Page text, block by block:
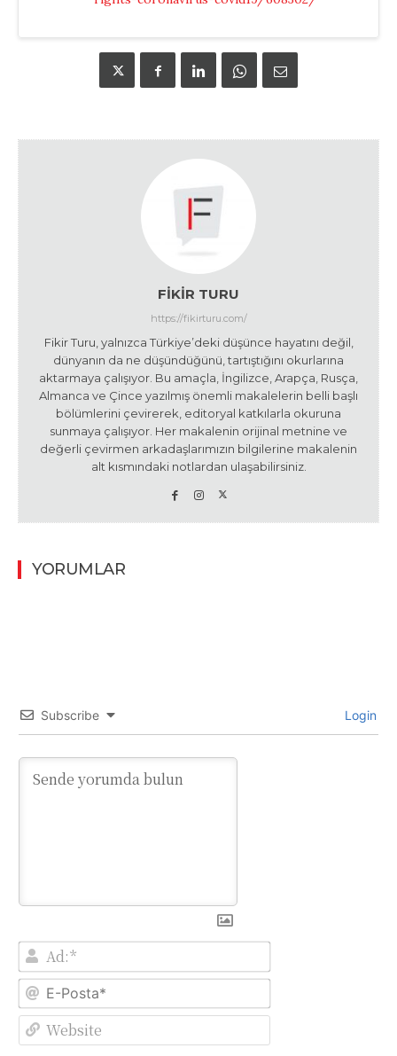
FIKIR TURU
https://fikirturu.com/
Fikir Turu, yalnızca Türkiye’deki düşünce hayatını değil,
dünyanın da ne düşündüğünü, tartıştığını okurlarına
aktarmaya çalışıyor. Bu amaçla, İngilizce, Arapça, Rusça,
Almanca ve Çince yazılmış önemli makalelerin belli başlı
bölümlerini çevirerek, editoryal katkılarla okuruna
sunmaya çalışıyor. Her makalenin orijinal metnine ve
değerli çevirmen arkadaşlarımızın bilgilerine makalenin
alt kısmındaki notlardan ulaşabilirsiniz.
YORUMLAR
Subscribe Login
Ad:*
E-